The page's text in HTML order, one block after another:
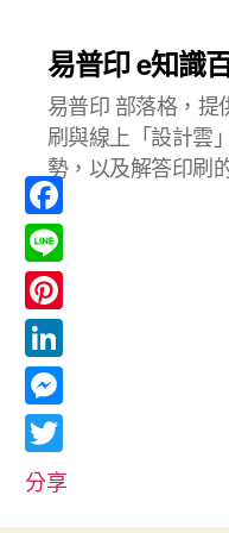
易普印 e知識
易普印 部落格，提
刷與線上「設計雲
勢，以及解答印刷
F
a
c
e
b
o
o
k
L
i
n
e
P
i
n
t
e
L
i
n
k
M
e
s
T
分享